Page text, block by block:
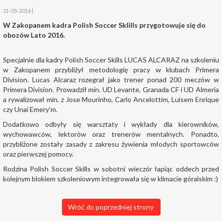
21-05-2016
W Zakopanem kadra Polish Soccer Sklills przygotowuje się do
obozów Lato 2016.
Specjalnie dla kadry Polish Soccer Skills LUCAS ALCARAZ na szkoleniu
w Zakopanem przybliżył metodologię pracy w klubach Primera
Division. Lucas Alcaraz rozegrał jako trener ponad 200 meczów w
Primera Division. Prowadził min. UD Levante, Granada CF i UD Almeria
a rywalizował min. z Jose Mourinho, Carlo Ancelottim, Luisem Enrique
czy Unai Emery'm.
Dodatkowo odbyły się warsztaty i wykłady dla kierowników,
wychowawców, lektorów oraz trenerów mentalnych. Ponadto,
przybliżone zostały zasady z zakresu żywienia młodych sportowców
oraz pierwszej pomocy.
Rodzina Polish Soccer Skills w sobotni wieczór łapiąc oddech przed
kolejnym blokiem szkoleniowym integrowała się w klimacie góralskim :)
Wróć do poprzedniej strony